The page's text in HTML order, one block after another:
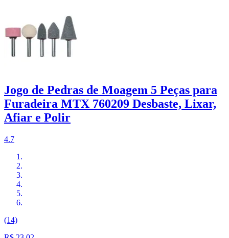
Jogo de Pedras de Moagem 5 Peças para
Furadeira MTX 760209 Desbaste, Lixar,
Afiar e Polir
4.7
(14)